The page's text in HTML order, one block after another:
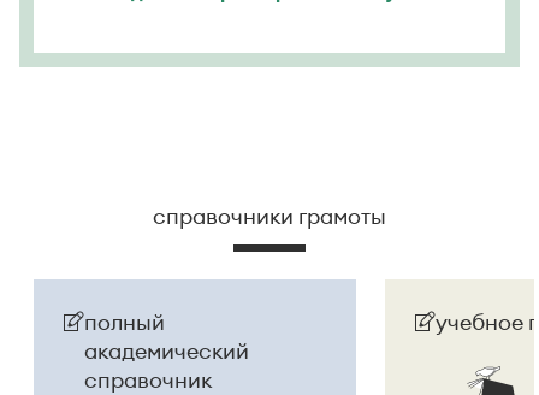
справочники грамоты
полный
академический
справочник
учебное